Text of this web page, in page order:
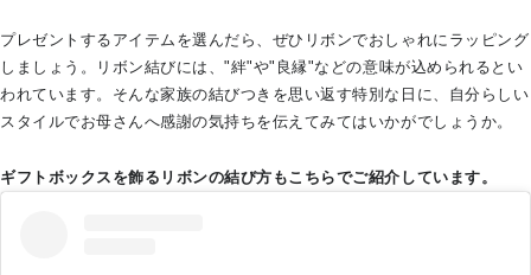
プレゼントするアイテムを選んだら、ぜひリボンでおしゃれにラッピング
しましょう。リボン結びには、"絆"や"良縁"などの意味が込められるとい
われています。そんな家族の結びつきを思い返す特別な日に、自分らしい
スタイルでお母さんへ感謝の気持ちを伝えてみてはいかがでしょうか。
ギフトボックスを飾るリボンの結び方もこちらでご紹介しています。